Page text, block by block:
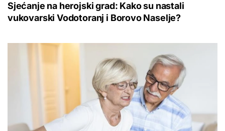
Sjećanje na herojski grad: Kako su nastali
vukovarski Vodotoranj i Borovo Naselje?